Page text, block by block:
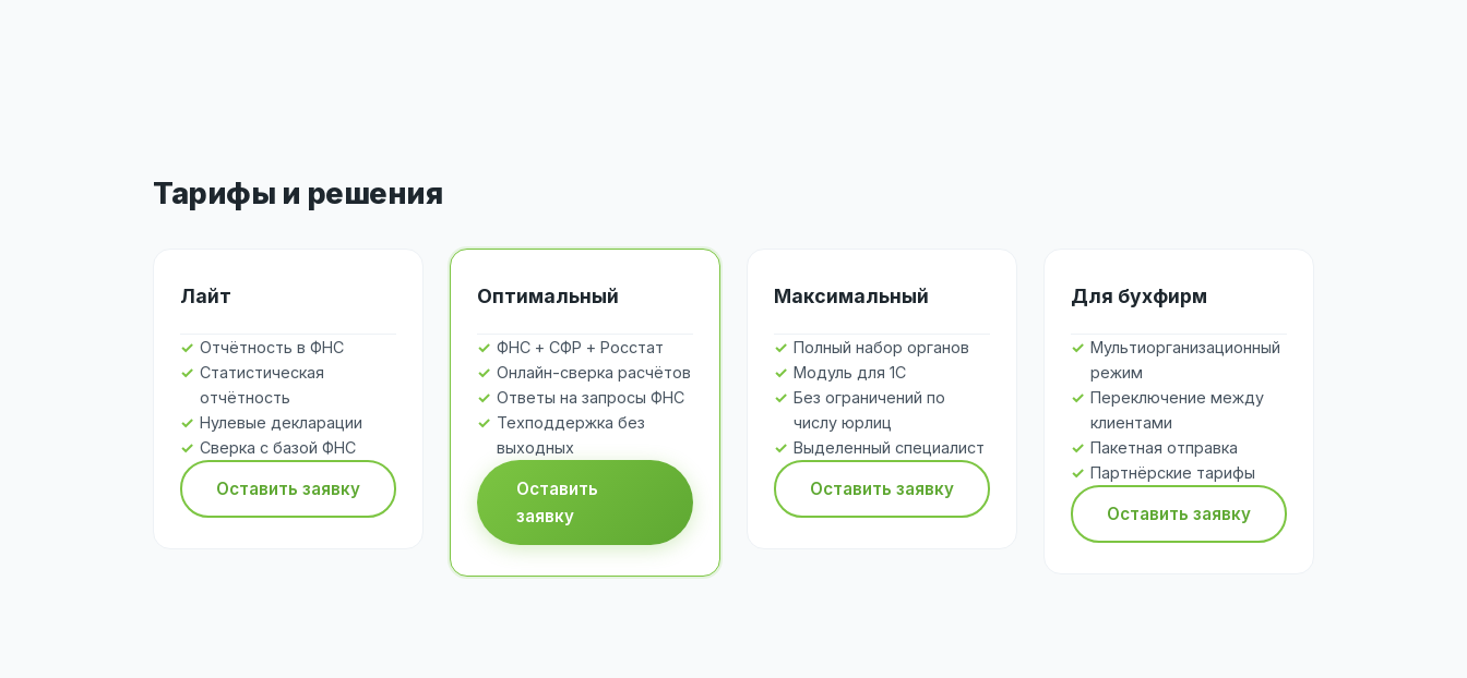
Тарифы и решения
Лайт
Отчётность в ФНС
Статистическая
отчётность
Нулевые декларации
Сверка с базой ФНС
Оставить заявку
Оптимальный
ФНС + СФР + Росстат
Онлайн-сверка расчётов
Ответы на запросы ФНС
Техподдержка без
выходных
Оставить
заявку
Максимальный
Полный набор органов
Модуль для 1С
Без ограничений по
числу юрлиц
Выделенный специалист
Оставить заявку
Для бухфирм
Мультиорганизационный
режим
Переключение между
клиентами
Пакетная отправка
Партнёрские тарифы
Оставить заявку